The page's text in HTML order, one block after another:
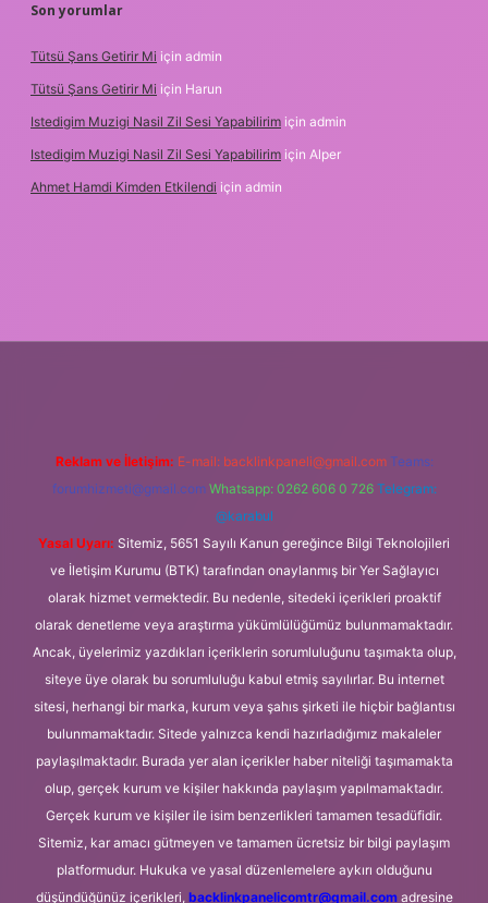
Son yorumlar
Tütsü Şans Getirir Mi için admin
Tütsü Şans Getirir Mi için Harun
Istedigim Muzigi Nasil Zil Sesi Yapabilirim için admin
Istedigim Muzigi Nasil Zil Sesi Yapabilirim için Alper
Ahmet Hamdi Kimden Etkilendi için admin
Reklam ve İletişim: E-mail: backlinkpaneli@gmail.com Teams:
forumhizmeti@gmail.com Whatsapp: 0262 606 0 726 Telegram:
@karabul
Yasal Uyarı: Sitemiz, 5651 Sayılı Kanun gereğince Bilgi Teknolojileri
ve İletişim Kurumu (BTK) tarafından onaylanmış bir Yer Sağlayıcı
olarak hizmet vermektedir. Bu nedenle, sitedeki içerikleri proaktif
olarak denetleme veya araştırma yükümlülüğümüz bulunmamaktadır.
Ancak, üyelerimiz yazdıkları içeriklerin sorumluluğunu taşımakta olup,
siteye üye olarak bu sorumluluğu kabul etmiş sayılırlar. Bu internet
sitesi, herhangi bir marka, kurum veya şahıs şirketi ile hiçbir bağlantısı
bulunmamaktadır. Sitede yalnızca kendi hazırladığımız makaleler
paylaşılmaktadır. Burada yer alan içerikler haber niteliği taşımamakta
olup, gerçek kurum ve kişiler hakkında paylaşım yapılmamaktadır.
Gerçek kurum ve kişiler ile isim benzerlikleri tamamen tesadüfidir.
Sitemiz, kar amacı gütmeyen ve tamamen ücretsiz bir bilgi paylaşım
platformudur. Hukuka ve yasal düzenlemelere aykırı olduğunu
düşündüğünüz içerikleri, backlinkpanelicomtr@gmail.comadresine